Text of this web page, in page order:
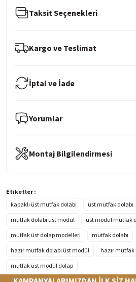
Taksit Seçenekleri
Kargo ve Teslimat
İptal ve İade
Yorumlar
Montaj Bilgilendirmesi
Etiketler :
kapaklı üst mutfak dolabı
üst mutfak dolabı
mutfak dolabı üst modül
üst modül mutfak
mutfak üst dolap modelleri
mutfak dolabı
hazır mutfak dolabı üst modül
hazır
mutfak üst modül dolap